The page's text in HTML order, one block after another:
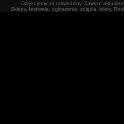
Dziękujemy za odwiedziny. Zawsze
Sklepy, festiwale, ogłoszenia, zdjęcia, bilety.